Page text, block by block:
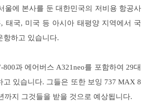
울에 본사를 둔 대한민국의 저비용 항공사
태국, 미국 등 아시아 태평양 지역에서 국
항하고 있습니다.
800과 에어버스 A321neo를 포함하여 29대
고 있습니다. 그들은 또한 보잉 737 MAX 8
까지 그것들을 받을 것으로 예상됩니다.